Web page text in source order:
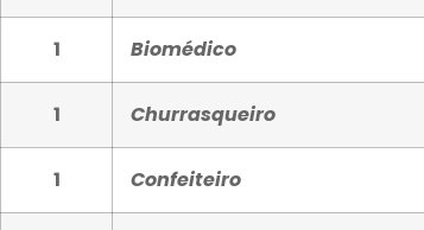
1 Biomédico
1 Churrasqueiro
1 Confeiteiro